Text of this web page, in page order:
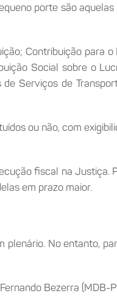
porte são
Contribuição para o
Social sobre o
Serviços de
ou não, com
fiscal na Justiça.
em prazo maior.
No entanto,
Bezerra (MDB-